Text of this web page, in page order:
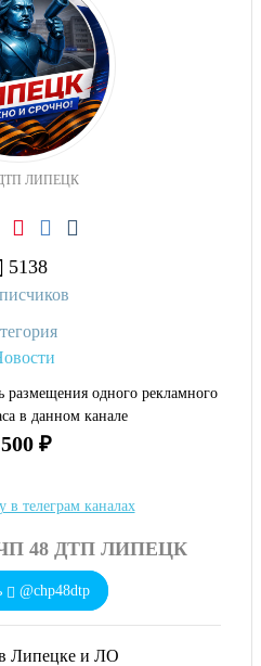
ЛИПЕЦК
ЧП 48 ДТП ЛИПЕЦК
@chp48dtp
Липецке и ЛО
5138
размещения одного рекламного
в данном канале
₽
в телеграм каналах